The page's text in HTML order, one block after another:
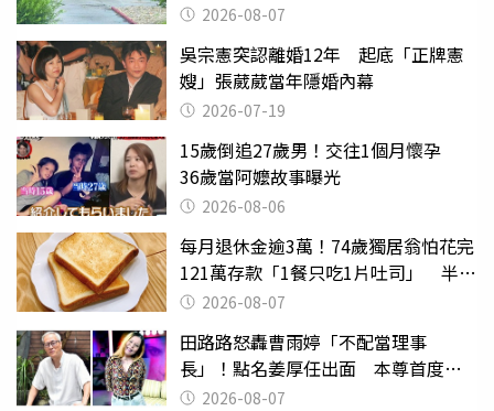
2026-08-07
吳宗憲突認離婚12年 起底「正牌憲
嫂」張葳葳當年隱婚內幕
2026-07-19
15歲倒追27歲男！交往1個月懷孕
36歲當阿嬤故事曝光
2026-08-06
每月退休金逾3萬！74歲獨居翁怕花完
121萬存款「1餐只吃1片吐司」 半年
後暴瘦嚇壞女兒
2026-08-07
田路路怒轟曹雨婷「不配當理事
長」！點名姜厚任出面 本尊首度回
應了2026-08-07